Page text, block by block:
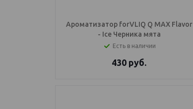
Ароматизатор forVLIQ Q MAX Flavor
- Ice Черника мята
Есть в наличии
430 руб.